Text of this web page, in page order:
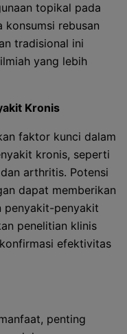
topikal pada
konsumsi rebusan
tradisional ini
yang lebih
Kronis
faktor kunci dalam
kronis, seperti
arthritis. Potensi
dapat memberikan
penyakit-penyakit
penelitian klinis
efektivitas
penting